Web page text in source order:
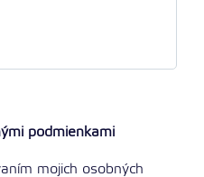
podmienkami
mojich osobných